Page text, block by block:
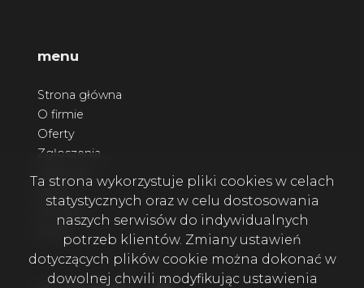
menu
Strona główna
O firmie
Oferty
Zgłoszenia
Kontakt
Ta strona wykorzystuje pliki cookies w celach
statystycznych oraz w celu dostosowania
naszych serwisów do indywidualnych
potrzeb klientów. Zmiany ustawień
dotyczących plików cookie można dokonać w
dowolnej chwili modyfikując ustawienia